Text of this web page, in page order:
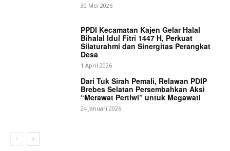
30 Mei 2026
PPDI Kecamatan Kajen Gelar Halal
Bihalal Idul Fitri 1447 H, Perkuat
Silaturahmi dan Sinergitas Perangkat
Desa
1 April 2026
Dari Tuk Sirah Pemali, Relawan PDIP
Brebes Selatan Persembahkan Aksi
“Merawat Pertiwi” untuk Megawati
24 Januari 2026